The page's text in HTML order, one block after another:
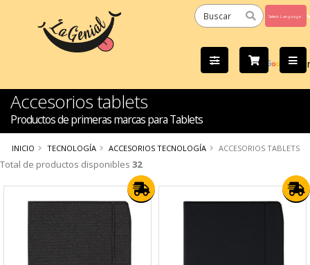
by
Accesorios tablets
Productos de primeras marcas para Tablets
INICIO TECNOLOGÍA ACCESORIOS TECNOLOGÍA ACCESORIOS TABLETS
Total de productos disponibles 32